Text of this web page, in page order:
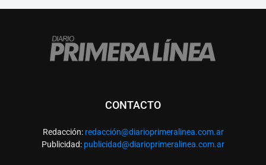
CONTACTO
Redacción: redacción@diarioprimeralinea.com.ar
Publicidad: publicidad@diarioprimeralinea.com.ar